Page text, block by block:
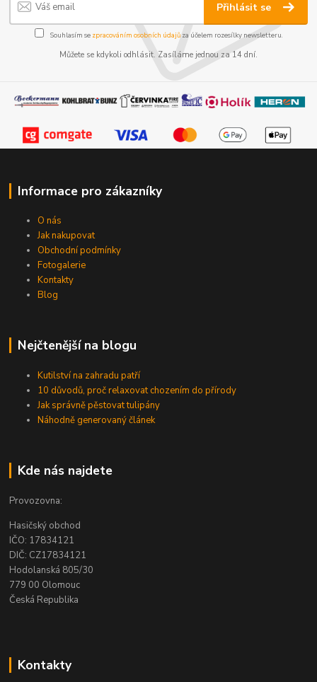
Přihlásit se
Souhlasím se zpracováním osobních údajůza účelem rozesílky newsletteru.
Můžete se kdykoli odhlásit. Zasíláme jednou za 14 dní.
Informace pro zákazníky
O nás
Jak nakupovat
Obchodní podmínky
Fotogalerie
Kontakty
Blog
Nejčtenější na blogu
Kutilství na zahradu patří
10 důvodů, proč relaxovat chozením do přírody
Jak správně pěstovat tulipány
Náhodně generovaný článek
Kde nás najdete
Provozovna:
Hasičský obchod
IČO: 17834121
DIČ: CZ17834121
Hodolanská 805/30
779 00 Olomouc
Česká Republika
Kontakty